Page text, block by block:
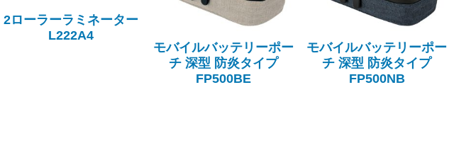
2ローラーラミネーター
L222A4
モバイルバッテリーポー
チ 深型 防炎タイプ
FP500BE
モバイルバッテリーポー
チ 深型 防炎タイプ
FP500NB